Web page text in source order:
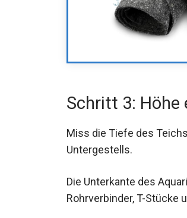
Schritt 3: Höhe
Miss die Tiefe des
Untergestells.
Die Unterkante des
Rohrverbinder, T-Stücke